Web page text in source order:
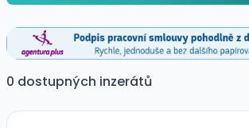
0 dostupných inzerátů